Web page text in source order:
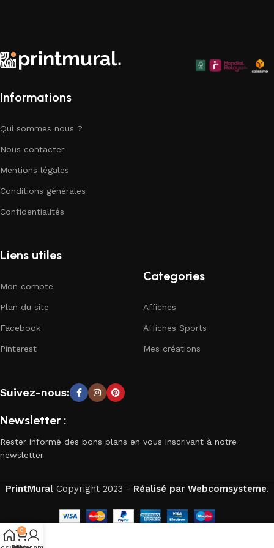
parfaite pour compléter votre décor.
Informations
Qui sommes nous ?
Nous contacter
Mentions légales
Conditions générales
Confidentialités
Liens utiles
Mon compte
Plan du site
Facebook
Pinterest
Categories
Affiches
Affiches Sports
Mes créations
Suivez-nous:
Newsletter :
Rester informé des bons plans en vous inscrivant à notre
newsletter
PrintMuralCopyright2023 - Réalisé par Webcomsysteme.
0